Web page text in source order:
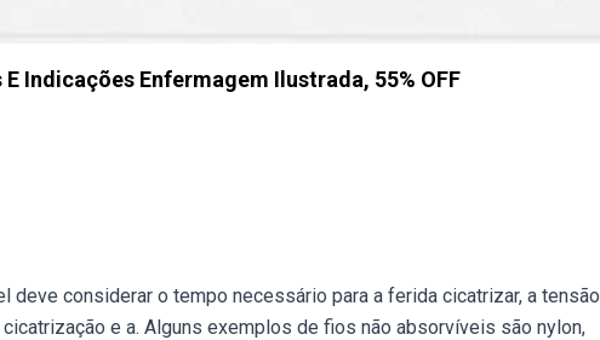
Indicações Enfermagem Ilustrada, 55% OFF
considerar o tempo necessário para a ferida cicatrizar, a tensão
e a. Alguns exemplos de fios não absorvíveis são nylon,